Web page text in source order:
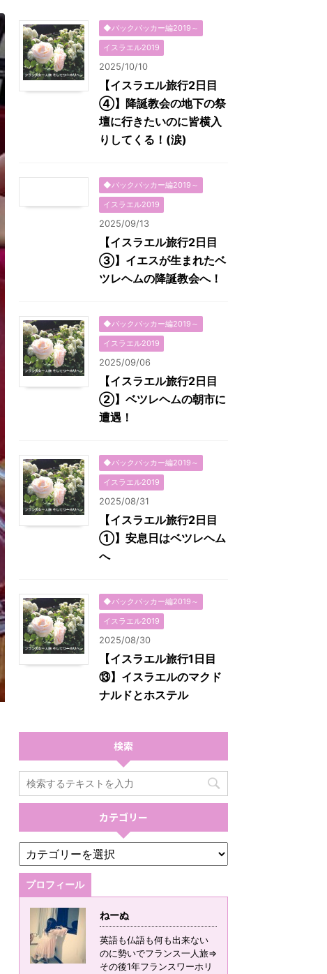
◆バックパッカー編2019～
イスラエル2019
2025/10/10
【イスラエル旅行2日目
④】降誕教会の地下の祭
壇に行きたいのに皆横入
りしてくる！(涙)
◆バックパッカー編2019～
イスラエル2019
2025/09/13
【イスラエル旅行2日目
③】イエスが生まれたベ
ツレヘムの降誕教会へ！
◆バックパッカー編2019～
イスラエル2019
2025/09/06
【イスラエル旅行2日目
②】ベツレヘムの朝市に
遭遇！
◆バックパッカー編2019～
イスラエル2019
2025/08/31
【イスラエル旅行2日目
①】安息日はベツレヘム
へ
◆バックパッカー編2019～
イスラエル2019
2025/08/30
【イスラエル旅行1日目
⑬】イスラエルのマクド
ナルドとホステル
検索
カテゴリー
プロフィール
ねーぬ
英語も仏語も何も出来ない
のに勢いでフランス一人旅⇒
その後1年フランスワーホリ